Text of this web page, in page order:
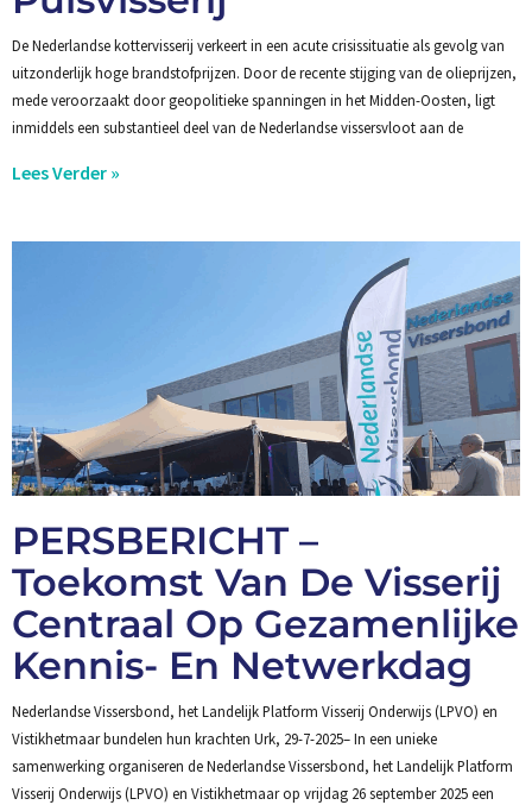
De Nederlandse kottervisserij verkeert in een acute crisissituatie als gevolg van
uitzonderlijk hoge brandstofprijzen. Door de recente stijging van de olieprijzen,
mede veroorzaakt door geopolitieke spanningen in het Midden-Oosten, ligt
inmiddels een substantieel deel van de Nederlandse vissersvloot aan de
Lees Verder »
PERSBERICHT –
Toekomst Van De Visserij
Centraal Op Gezamenlijke
Kennis- En Netwerkdag
Nederlandse Vissersbond, het Landelijk Platform Visserij Onderwijs (LPVO) en
Vistikhetmaar bundelen hun krachten Urk, 29-7-2025– In een unieke
samenwerking organiseren de Nederlandse Vissersbond, het Landelijk Platform
Visserij Onderwijs (LPVO) en Vistikhetmaar op vrijdag 26 september 2025 een